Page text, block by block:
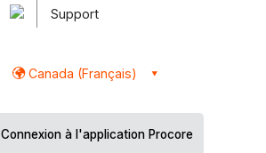
Support
Canada (Français)
Connexion à l'application Procore